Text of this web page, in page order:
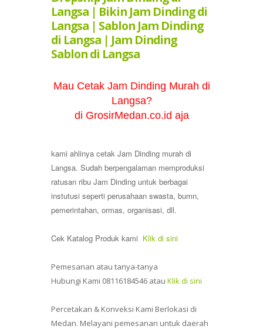
Langsa | Bikin Jam Dinding di
Langsa | Sablon Jam Dinding
di Langsa | Jam Dinding
Sablon di Langsa
Mau Cetak Jam Dinding Murah di
Langsa?
di GrosirMedan.co.id aja
kami ahlinya cetak Jam Dinding murah di
Langsa. Sudah berpengalaman memproduksi
ratusan ribu Jam Dinding untuk berbagai
instutusi seperti perusahaan swasta, bumn,
pemerintahan, ormas, organisasi, dll.
Cek Katalog Produk kami Klik di sini
Pemesanan atau tanya-tanya
Hubungi Kami 08116184546 atau Klik di sini
Percetakan & Konveksi Kami Berlokasi di
Medan. Melayani pemesanan untuk daerah